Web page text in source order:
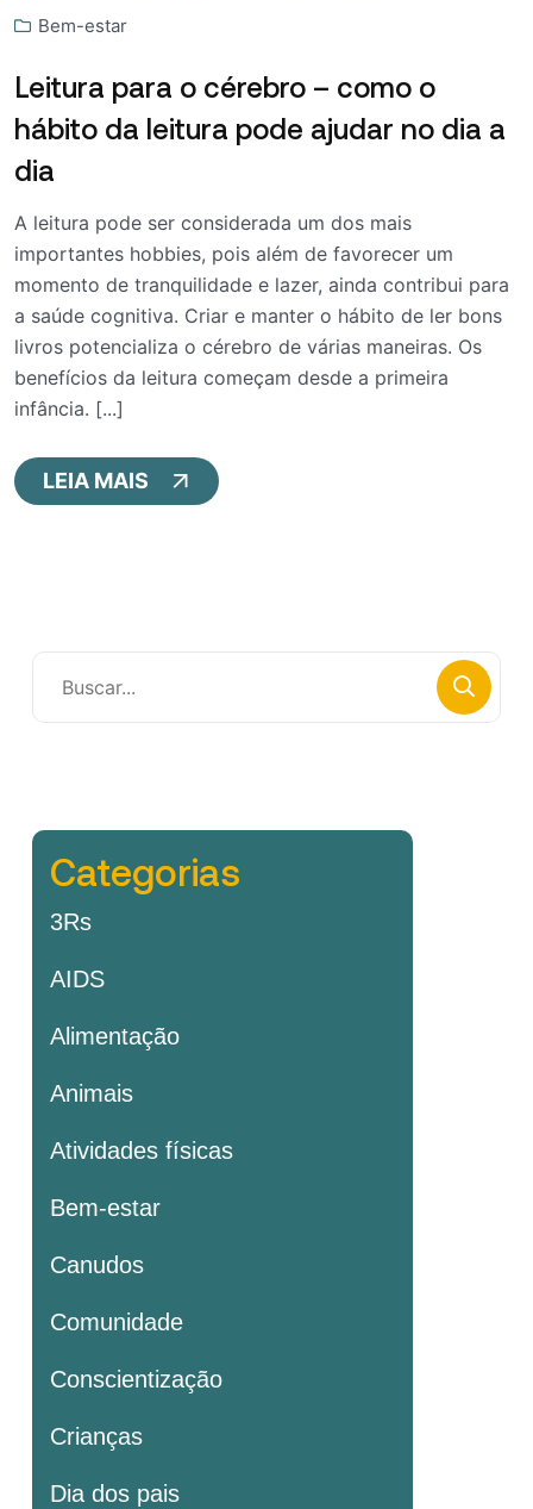
Bem-estar
Leitura para o cérebro – como o
hábito da leitura pode ajudar no dia a
dia
A leitura pode ser considerada um dos mais
importantes hobbies, pois além de favorecer um
momento de tranquilidade e lazer, ainda contribui para
a saúde cognitiva. Criar e manter o hábito de ler bons
livros potencializa o cérebro de várias maneiras. Os
benefícios da leitura começam desde a primeira
infância. [...]
LEIA MAIS
Categorias
3Rs
AIDS
Alimentação
Animais
Atividades físicas
Bem-estar
Canudos
Comunidade
Conscientização
Crianças
Dia dos pais